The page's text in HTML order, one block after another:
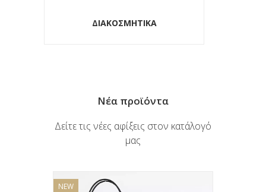
ΕΠΙΠΛΑ
Νέα προϊόντα
Δείτε τις νέες αφίξεις στον κατάλογό
μας
NEW